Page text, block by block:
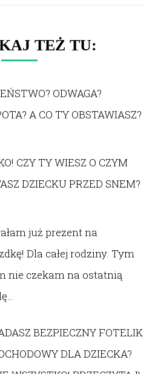
TEŻ TU:
ODWAGA?
A CO TY OBSTAWIASZ?
CZY TY WIESZ O CZYM
DZIECKU PRZED SNEM?
już prezent na
Dla całej rodziny. Tym
nie czekam na ostatnią
BEZPIECZNY FOTELIK
DLA DZIECKA?